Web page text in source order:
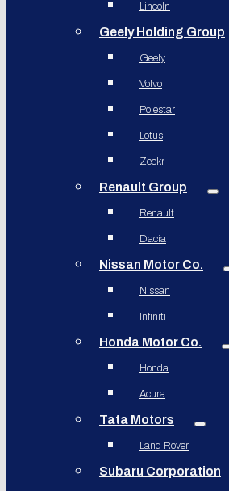
Lincoln
Geely Holding Group
Geely
Volvo
Polestar
Lotus
Zeekr
Renault Group
Renault
Dacia
Nissan Motor Co.
Nissan
Infiniti
Honda Motor Co.
Honda
Acura
Tata Motors
Land Rover
Subaru Corporation